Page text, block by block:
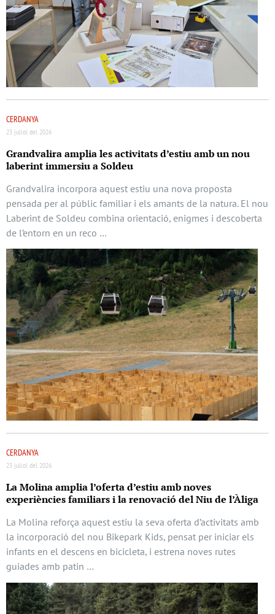
CERDANYA
23 juliol del 2026
Grandvalira amplia les activitats d’estiu amb un nou
laberint immersiu a Soldeu
Grandvalira incorpora aquest estiu una nova proposta
pensada per al públic familiar i els amants de la natura. El nou
Laberint de Soldeu combina orientació, enigmes i descoberta
de l’entorn en un reco …
CERDANYA
23 juliol del 2026
La Molina amplia l’oferta d’estiu amb noves
experiències familiars i la renovació del Niu de l’Àliga
La Molina reforça aquest estiu la seva oferta d’activitats amb
la incorporació del nou Bikepark Kids, pensat per iniciar els
infants en el descens en bicicleta, i estrena noves rutes
guiades amb patin …